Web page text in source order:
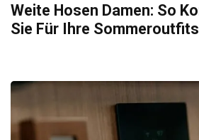
Weite Hosen Damen: So
Sie Für Ihre Sommeroutfits